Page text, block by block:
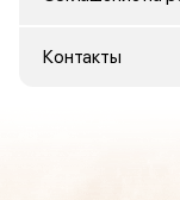
Контакты